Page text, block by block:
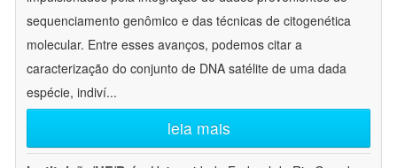
sequenciamento genômico e das técnicas de citogenética
molecular. Entre esses avanços, podemos citar a
caracterização do conjunto de DNA satélite de uma dada
espécie, indiví...
leia mais